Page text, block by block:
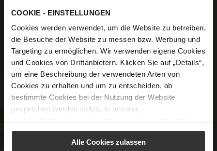
COOKIE - EINSTELLUNGEN
Cookies werden verwendet, um die Website zu betreiben,
die Besuche der Website zu messen bzw. Werbung und
Targeting zu ermöglichen. Wir verwenden eigene Cookies
und Cookies von Drittanbietern. Klicken Sie auf „Details“,
um eine Beschreibung der verwendeten Arten von
Cookies zu erhalten und um zu entscheiden, ob
bestimmte Cookies bei der Nutzung der Website
gespeichert werden sollen. In unserer
Alle Cookies zulassen